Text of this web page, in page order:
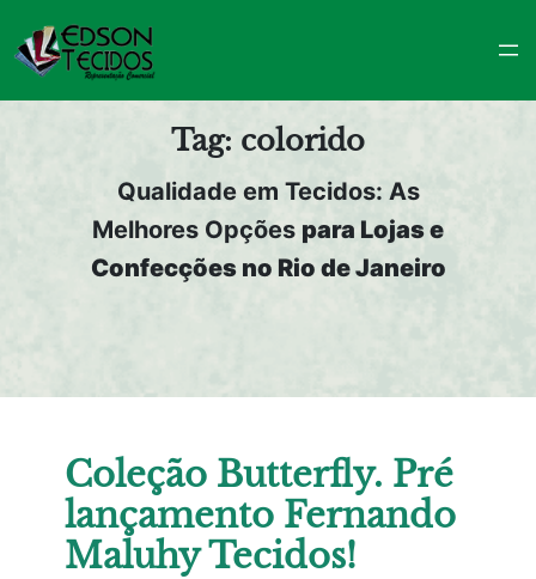
Pular
para
o
Tag: colorido
Qualidade em Tecidos: As
Melhores Opções para Lojas e
Confecções no Rio de Janeiro
Coleção Butterfly. Pré
lançamento Fernando
Maluhy Tecidos!